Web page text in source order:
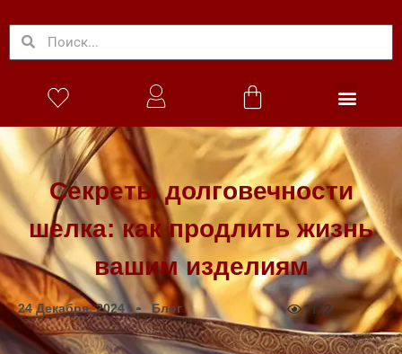
Секреты долговечности
шелка: как продлить жизнь
вашим изделиям
24 Декабря, 2024 Блог 1172